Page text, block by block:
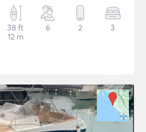
38 ft
12 m
6 2 3